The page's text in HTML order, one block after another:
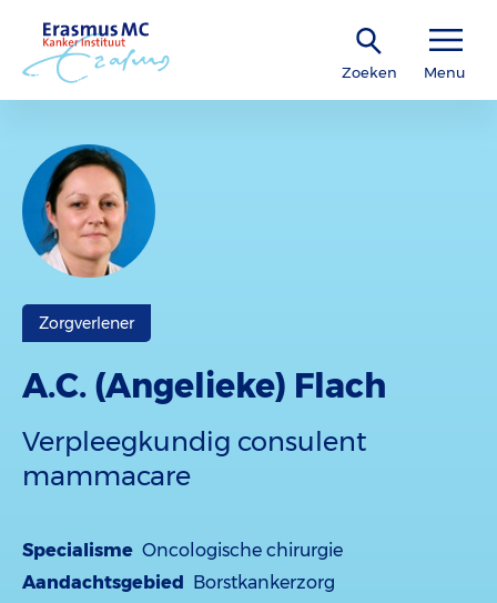
Zoeken Menu
Zorgverlener
A.C. (Angelieke) Flach
Verpleegkundig consulent
mammacare
Specialisme Oncologische chirurgie
Aandachtsgebied Borstkankerzorg